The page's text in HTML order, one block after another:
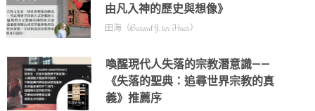
由凡入神的歷史與想像》
田海（Barend J. ter Haar）
喚醒現代人失落的宗教潛意識——
《失落的聖典：追尋世界宗教的真
義》推薦序